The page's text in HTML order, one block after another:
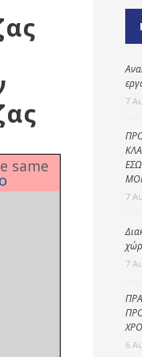
Παιδικοί σταθμοί
προστασία
same
7
7
7
6